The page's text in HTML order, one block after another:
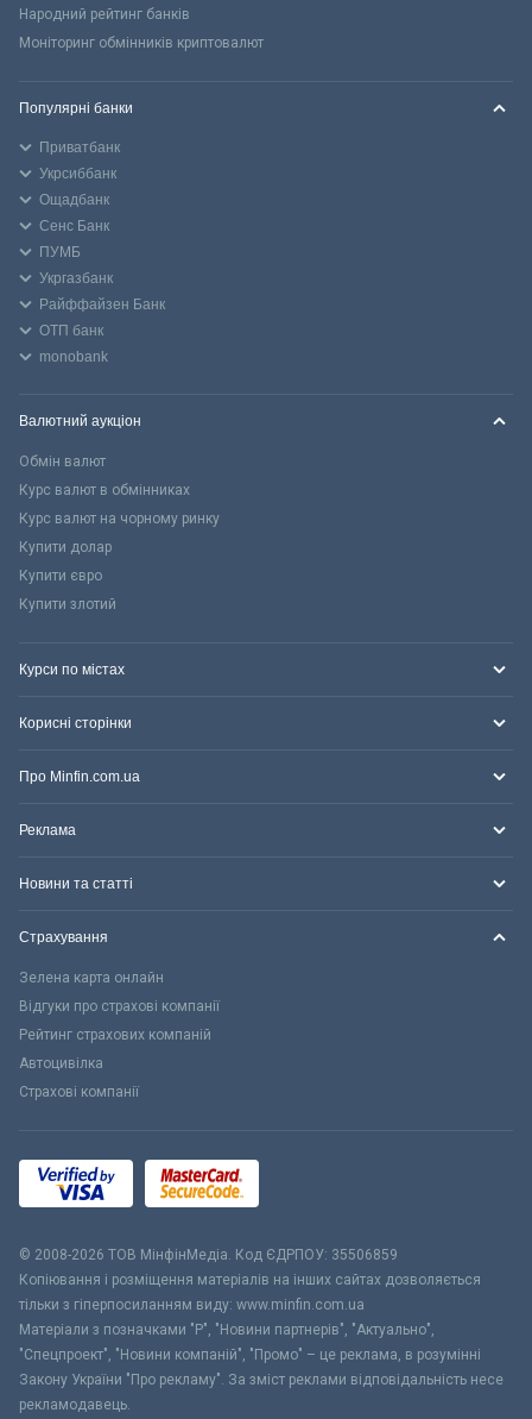
Народний рейтинг банків
Моніторинг обмінників криптовалют
Популярні банки
Приватбанк
Укрсиббанк
Ощадбанк
Сенс Банк
ПУМБ
Укргазбанк
Райффайзен Банк
ОТП банк
monobank
Валютний аукціон
Обмін валют
Курс валют в обмінниках
Курс валют на чорному ринку
Купити долар
Купити євро
Купити злотий
Курси по містах
Корисні сторінки
Про Minfin.com.ua
Реклама
Новини та статті
Страхування
Зелена карта онлайн
Відгуки про страхові компанії
Рейтинг страхових компаній
Автоцивілка
Страхові компанії
© 2008-2026 ТОВ МiнфiнМедiа. Код ЄДРПОУ: 35506859
Копіювання і розміщення матеріалів на інших сайтах дозволяється
тільки з гіперпосиланням виду: www.minfin.com.ua
Матеріали з позначками "Р", "Новини партнерів", "Актуально",
"Спецпроект", "Новини компаній", "Промо" – це реклама, в розумінні
Закону України "Про рекламу". За зміст реклами відповідальність несе
рекламодавець.